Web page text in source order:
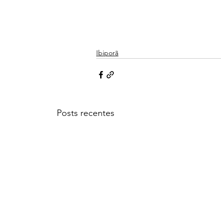
Ibiporã
Posts recentes